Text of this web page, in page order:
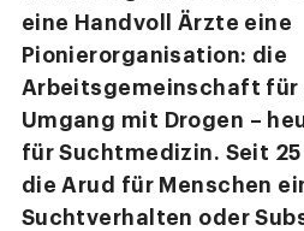
eine Handvoll Ärzte eine
Pionierorganisation: die
Arbeitsgemeinschaft für
Umgang mit Drogen –
für Suchtmedizin. Seit
die Arud für Menschen
Suchtverhalten oder